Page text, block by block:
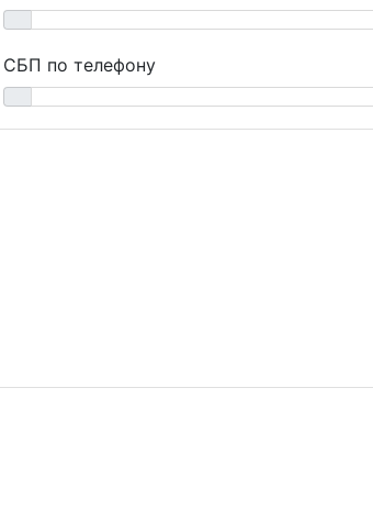
СБП по телефону